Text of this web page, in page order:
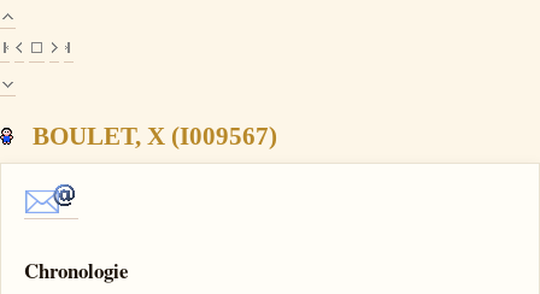
BOULET, X (I009567)
Chronologie